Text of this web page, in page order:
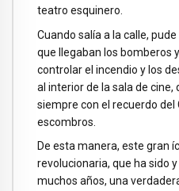
teatro esquinero.
Cuando salía a la calle,
que llegaban los bomberos
controlar el incendio y los
al interior de la sala de cine,
siempre con el recuerdo del
escombros.
De esta manera, este gran
revolucionaria, que ha sido
muchos años, una